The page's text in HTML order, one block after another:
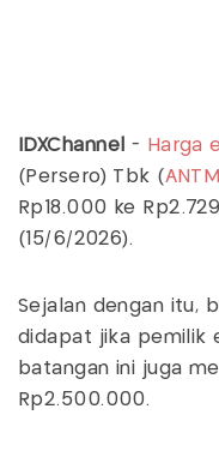
IDXChannel - Harga
(Persero) Tbk (ANTM
Rp18.000 ke
(15/6/2026).
Sejalan dengan itu,
didapat jika pemilik
batangan ini juga
Rp2.500.000.